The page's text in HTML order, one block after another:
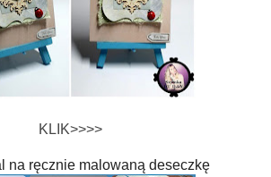
KLIK>>>>
na ręcznie malowaną deseczkę